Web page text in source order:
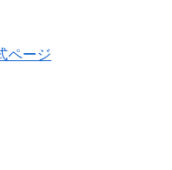
ページ